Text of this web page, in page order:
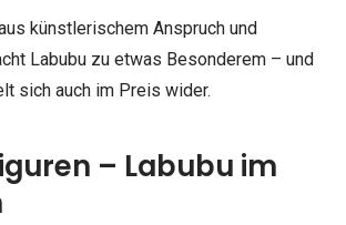
künstlerischem Anspruch und
Labubu zu etwas Besonderem – und
sich auch im Preis wider.
– Labubu im